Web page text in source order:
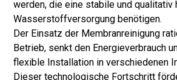
werden, die eine stabile und qualitativ
Wasserstoffversorgung benötigen.
Der Einsatz der Membranreinigung
Betrieb, senkt den Energieverbrauch
flexible Installation in verschiedenen
Dieser technologische Fortschritt